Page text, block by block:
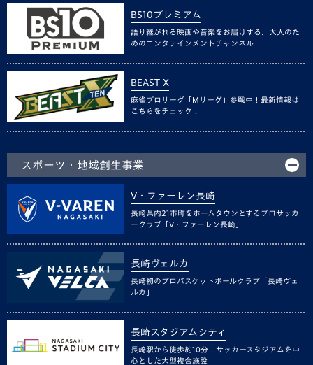
BS10プレミアム
語り継がれる映画や音楽をお届けする、大人のた
めのエンタテインメントチャンネル
BEAST X
麻雀プロリーグ「Mリーグ」参戦中！最新情報は
こちらをチェック！
スポーツ・地域創生事業
V・ファーレン長崎
長崎県内21市町をホームタウンとするプロサッカ
ークラブ「V・ファーレン長崎」
長崎ヴェルカ
長崎初のプロバスケットボールクラブ「長崎ヴェ
ルカ」
長崎スタジアムシティ
長崎駅から徒歩約10分！サッカースタジアムを中
心とした大型複合施設